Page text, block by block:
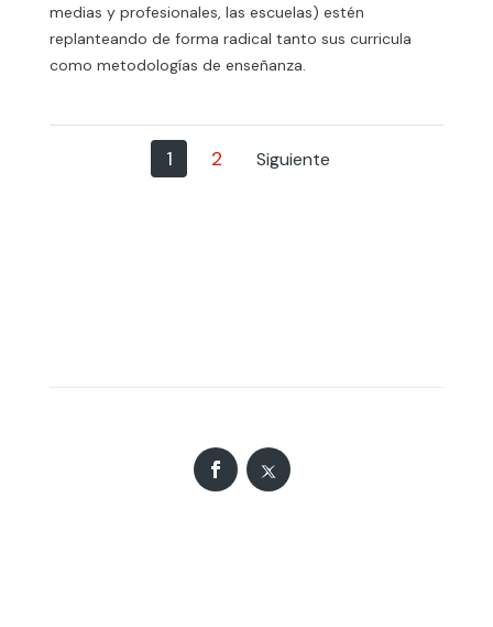
medias y profesionales, las escuelas) estén
replanteando de forma radical tanto sus curricula
como metodologías de enseñanza.
1 2 Siguiente